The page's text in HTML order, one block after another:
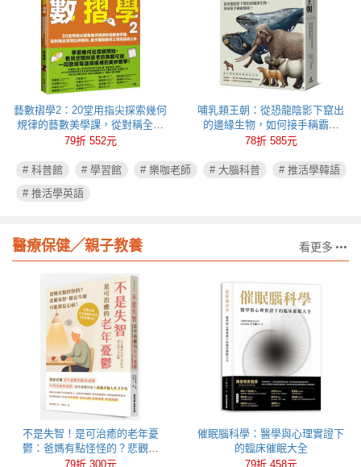
藝數摺學2：20堂用指尖探索幾何
規律的藝數美學課，從對稱全等
到比例相似，動手體驗數學之用
79折 552元
哺乳類王朝：從恐龍陰影下竄出
的邊緣生物，如何接手稱霸地
球？
78折 585元
# 科普館 # 學習館 # 樂咖老師 # 大腦科普
# 推活學韓語
# 推活學英語
醫療保健╱親子教養 看更多
不是失智！是可治癒的老年憂
鬱：爸媽有點怪怪的？悲觀易
怒、健忘失眠可能都是心病！照
79折 300元
催眠腦科學：醫學與心理實證下
的臨床催眠大全
79折 458元